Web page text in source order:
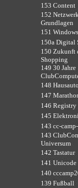
153 Content
152
Grundlagen
151
150a Digital
150 Zukunft
Shopping
149 30 Jahre
148
147
146 Registry
145
143 cc-
143
Universum
142 Tastatur
141 Unicode
140
139 Fußball